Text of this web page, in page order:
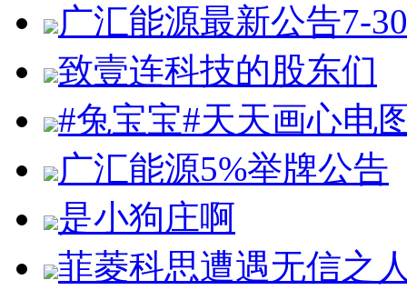
广汇能源最新公告7-30
致壹连科技的股东们
#兔宝宝#天天画心电
广汇能源5%举牌公告
是小狗庄啊
菲菱科思遭遇无信之